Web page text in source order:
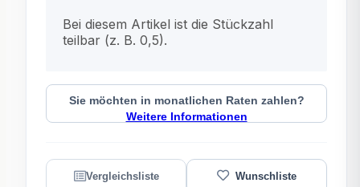
Bei diesem Artikel ist die Stückzahl
teilbar (z. B. 0,5).
Sie möchten in monatlichen Raten zahlen?
Weitere Informationen